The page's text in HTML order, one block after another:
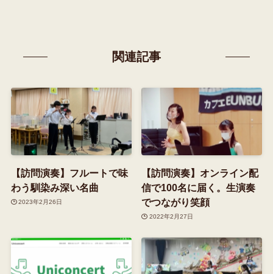
関連記事
【訪問演奏】フルートで味
わう馴染み深い名曲
2023年2月26日
【訪問演奏】オンライン配
信で100名に届く。生演奏
でつながり笑顔
2022年2月27日